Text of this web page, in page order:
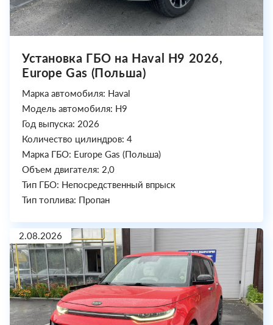
Установка ГБО на Haval H9 2026,
Europe Gas (Польша)
Марка автомобиля: Haval
Модель автомобиля: H9
Год выпуска: 2026
Количество цилиндров: 4
Марка ГБО: Europe Gas (Польша)
Объем двигателя: 2,0
Тип ГБО: Непосредственный впрыск
Тип топлива: Пропан
2.08.2026